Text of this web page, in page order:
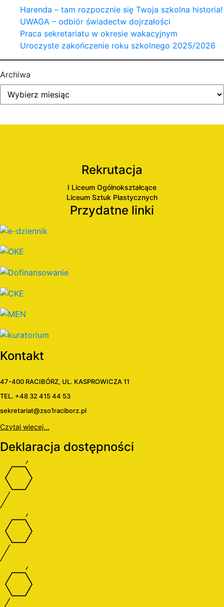
Harenda – tam rozpocznie się Twoja szkolna historia!
UWAGA – odbiór świadectw dojrzałości
Praca sekretariatu w okresie wakacyjnym
Uroczyste zakończenie roku szkolnego 2025/2026
Archiwa
Rekrutacja
I Liceum Ogólnokształcące
Liceum Sztuk Plastycznych
Przydatne linki
Kontakt
47-400 RACIBÓRZ, UL. KASPROWICZA 11
TEL. +48 32 415 44 53
sekretariat@zso1raciborz.pl
Czytaj więcej...
Deklaracja dostępności